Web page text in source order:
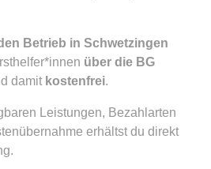
Betrieb in Schwetzingen
über die BG
damit kostenfrei.
Leistungen, Bezahlarten
erhältst du direkt